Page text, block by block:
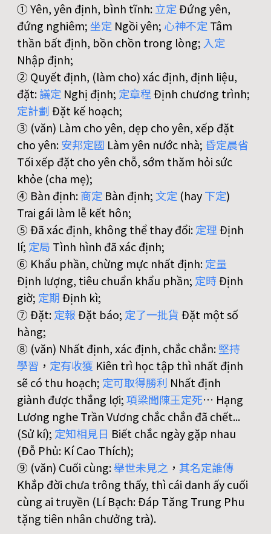
① Yên, yên định, bình tĩnh:立定Đứng yên,
đứng nghiêm;坐定 Ngồi yên; 心神不定 Tâm
thần bất định, bồn chồn trong lòng; 入定
Nhập định;
② Quyết định, (làm cho) xác định, định liệu,
đặt:議定 Nghị định; 定章程Định chương trình;
定計劃Đặt kế hoạch;
③ (văn) Làm cho yên, dẹp cho yên, xếp đặt
cho yên:安邦定國 Làm yên nước nhà; 昏定晨省
Tối xếp đặt cho yên chỗ, sớm thăm hỏi sức
khỏe (cha mẹ);
④ Bàn định:商定 Bàn định; 文定 (hay下定)
Trai gái làm lễ kết hôn;
⑤ Đã xác định, không thể thay đổi:定理Định
lí; 定局 Tình hình đã xác định;
⑥ Khẩu phần, chừng mực nhất định:定量
Định lượng, tiêu chuẩn khẩu phần; 定時Định
giờ; 定期Định kì;
⑦ Đặt:定報Đặt báo; 定了一批貨Đặt một số
hàng;
⑧ (văn) Nhất định, xác định, chắc chắn:堅持
學習 ， 定有收獲 Kiên trì học tập thì nhất định
sẽ có thu hoạch; 定可取得勝利 Nhất định
giành được thắng lợi;項梁聞陳王定死… Hạng
Lương nghe Trần Vương chắc chắn đã chết...
(Sử kí); 定知相見日 Biết chắc ngày gặp nhau
(Đỗ Phủ: Kí Cao Thích);
⑨ (văn) Cuối cùng:舉世未見之 ， 其名定誰傳
Khắp đời chưa trông thấy, thì cái danh ấy cuối
cùng ai truyền (Lí Bạch: Đáp Tăng Trung Phu
tặng tiên nhân chưởng trà).